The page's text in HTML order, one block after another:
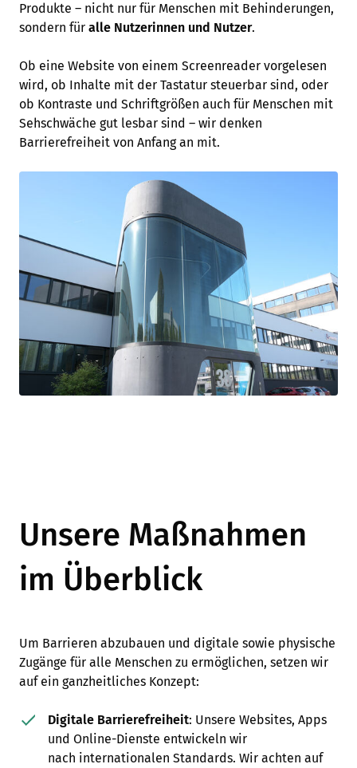
Produkte – nicht nur für Menschen mit Behinderungen,
sondern für alle Nutzerinnen und Nutzer.
Ob eine Website von einem Screenreader vorgelesen
wird, ob Inhalte mit der Tastatur steuerbar sind, oder
ob Kontraste und Schriftgrößen auch für Menschen mit
Sehschwäche gut lesbar sind – wir denken
Barrierefreiheit von Anfang an mit.
Unsere Maßnahmen
im Überblick
Um Barrieren abzubauen und digitale sowie physische
Zugänge für alle Menschen zu ermöglichen, setzen wir
auf ein ganzheitliches Konzept:
Digitale Barrierefreiheit: Unsere Websites, Apps
und Online-Dienste entwickeln wir
nach internationalen Standards. Wir achten auf